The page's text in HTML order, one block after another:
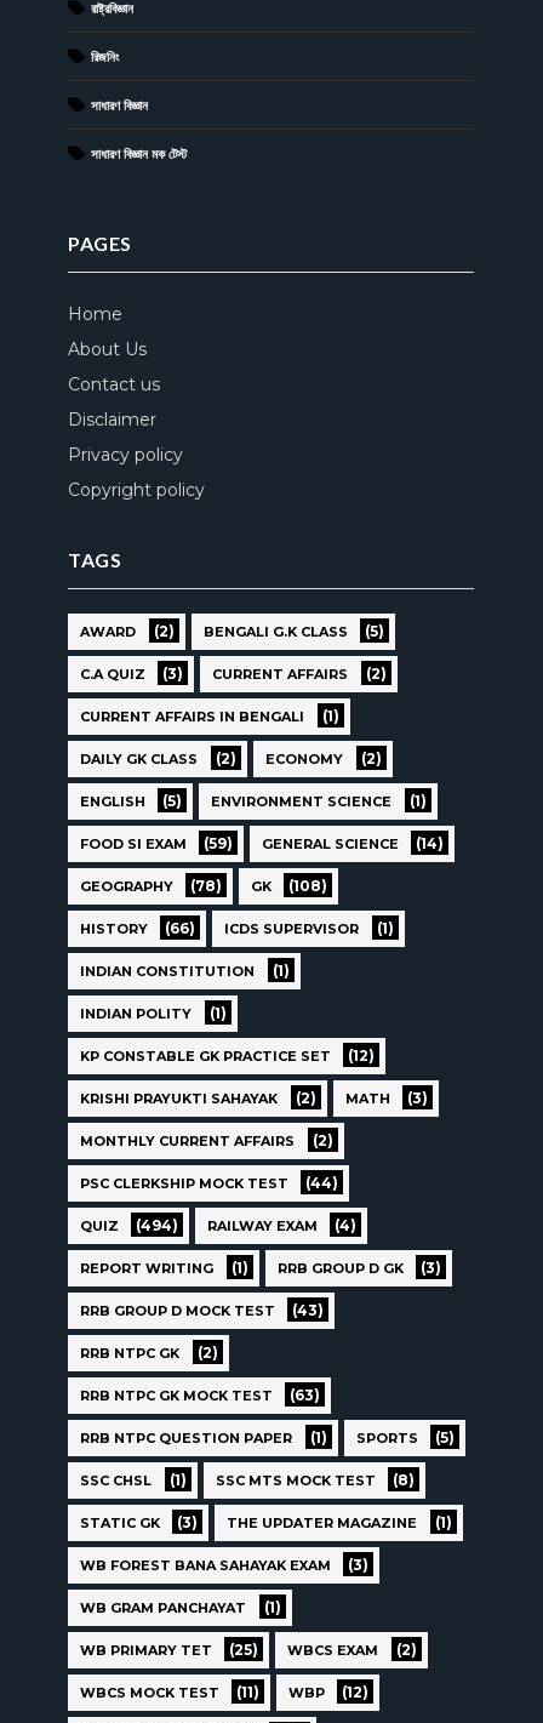
রাষ্ট্রবিজ্ঞান
রিজনিং
সাধারণ বিজ্ঞান
সাধারণ বিজ্ঞান মক টেস্ট
PAGES
Home
About Us
Contact us
Disclaimer
Privacy policy
Copyright policy
TAGS
AWARD (2) BENGALI G.K CLASS (5)
C.A QUIZ (3) CURRENT AFFAIRS (2)
CURRENT AFFAIRS IN BENGALI (1)
DAILY GK CLASS (2) ECONOMY (2)
ENGLISH (5) ENVIRONMENT SCIENCE (1)
FOOD SI EXAM (59) GENERAL SCIENCE (14)
GEOGRAPHY (78) GK (108)
HISTORY (66) ICDS SUPERVISOR (1)
INDIAN CONSTITUTION (1)
INDIAN POLITY (1)
KP CONSTABLE GK PRACTICE SET (12)
KRISHI PRAYUKTI SAHAYAK (2) MATH (3)
MONTHLY CURRENT AFFAIRS (2)
PSC CLERKSHIP MOCK TEST (44)
QUIZ (494) RAILWAY EXAM (4)
REPORT WRITING (1) RRB GROUP D GK (3)
RRB GROUP D MOCK TEST (43)
RRB NTPC GK (2)
RRB NTPC GK MOCK TEST (63)
RRB NTPC QUESTION PAPER (1) SPORTS (5)
SSC CHSL (1) SSC MTS MOCK TEST (8)
STATIC GK (3) THE UPDATER MAGAZINE (1)
WB FOREST BANA SAHAYAK EXAM (3)
WB GRAM PANCHAYAT (1)
WB PRIMARY TET (25) WBCS EXAM (2)
WBCS MOCK TEST (11) WBP (12)